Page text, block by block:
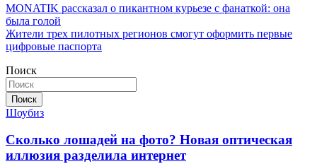
Навигация
по
записям
MONATIK рассказал о пикантном курьезе с фанаткой: она
была голой
Жители трех пилотных регионов смогут оформить первые
цифровые паспорта
Поиск
Поиск
Шоубиз
Сколько лошадей на фото? Новая оптическая
иллюзия разделила интернет